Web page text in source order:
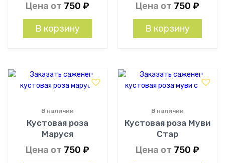
Цена от 750 ₽
В корзину
Цена от 750 ₽
В корзину
Кустовая роза
Маруся
В наличии
Цена от 750 ₽
Кустовая роза Муви
Стар
В наличии
Цена от 750 ₽